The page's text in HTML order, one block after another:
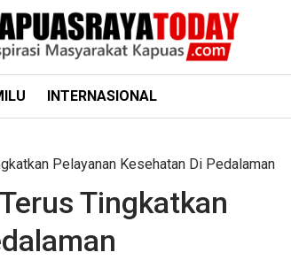
INTERNASIONAL
Pelayanan Kesehatan Di Pedalaman
Tingkatkan